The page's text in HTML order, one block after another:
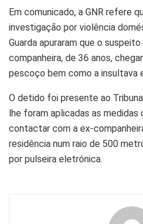
Em comunicado, a GNR refere
investigação por violência
Guarda apuraram que o
companheira, de 36 anos,
pescoço bem como a insultava
O detido foi presente ao
lhe foram aplicadas as
contactar com a ex-
residência num raio de 500
por pulseira eletrónica.